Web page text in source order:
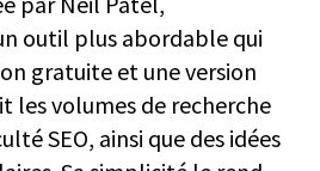
outil plus abordable qui
gratuite et une version
les volumes de recherche
SEO, ainsi que des idées